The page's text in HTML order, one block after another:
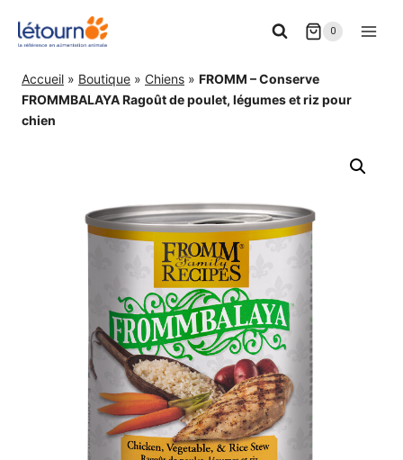
0
Accueil » Boutique » Chiens » FROMM – Conserve
FROMMBALAYA Ragoût de poulet, légumes et riz pour
chien